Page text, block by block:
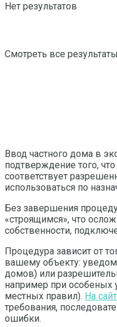
Нет результатов
Смотреть все результаты
Ввод частного дома в
подтверждение того,
соответствует
использоваться по
Без завершения
«строящимся», что
собственности,
Процедура зависит от
вашему объекту:
домов) или
например при особеных
местных правил). На
требования,
ошибки.